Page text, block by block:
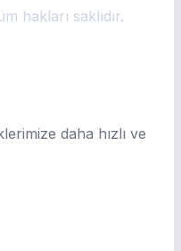
hakları saklıdır.
daha hızlı ve